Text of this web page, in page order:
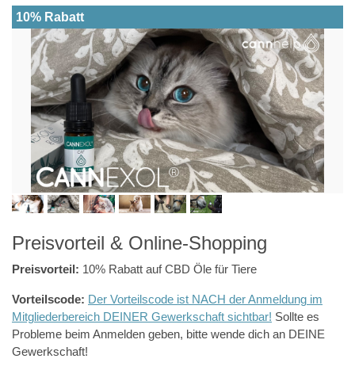
10% Rabatt
Preisvorteil & Online-Shopping
Preisvorteil: 10% Rabatt auf CBD Öle für Tiere
Vorteilscode: Der Vorteilscode ist NACH der Anmeldung im
Mitgliederbereich DEINER Gewerkschaft sichtbar! Sollte es
Probleme beim Anmelden geben, bitte wende dich an DEINE
Gewerkschaft!